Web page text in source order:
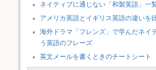
ネイティブに通じない「和製英語」一
アメリカ英語とイギリス英語の違いを
海外ドラマ「フレンズ」で学んだネイ
う英語のフレーズ
英文メールを書くときのチートシート